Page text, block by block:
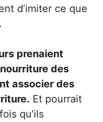
d’imiter ce que
prenaient
des
associer des
Et pourrait
qu’ils